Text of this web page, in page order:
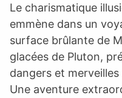
Le charismatique
emmène dans un
surface brûlante de
glacées de Pluton,
dangers et
Une aventure